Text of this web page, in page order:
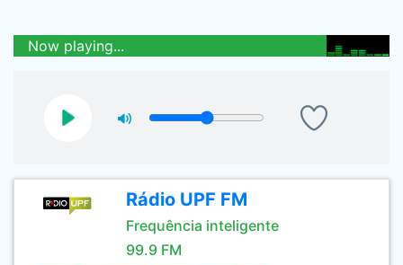
Now playing...
Rádio UPF FM
Frequência inteligente
99.9 FM